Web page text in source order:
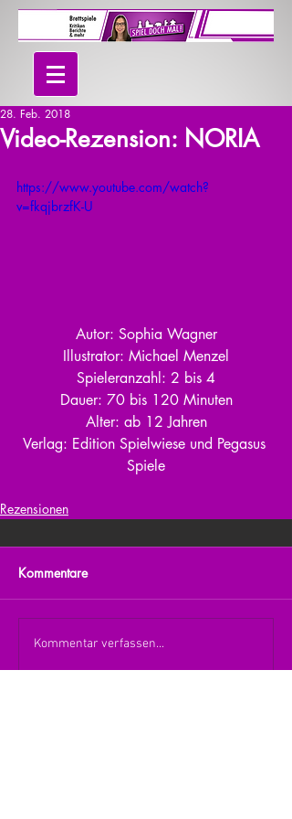
Video-Rezension: NORIA
28. Feb. 2018
https://www.youtube.com/watch?
v=fkqjbrzfK-U
Autor: Sophia Wagner
Illustrator: Michael Menzel
Spieleranzahl: 2 bis 4
Dauer: 70 bis 120 Minuten
Alter: ab 12 Jahren
Verlag: Edition Spielwiese und Pegasus
Spiele
Rezensionen
Kommentare
Kommentar verfassen...